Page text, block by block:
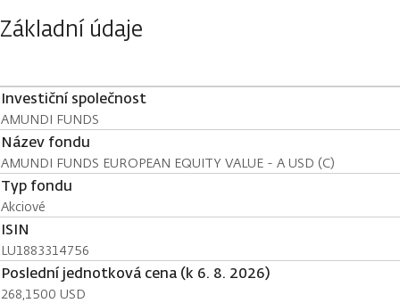
Základní údaje
Investiční společnost
AMUNDI FUNDS
Název fondu
AMUNDI FUNDS EUROPEAN EQUITY VALUE - A USD (C)
Typ fondu
Akciové
ISIN
LU1883314756
Poslední jednotková cena (k 6. 8. 2026)
268,1500 USD